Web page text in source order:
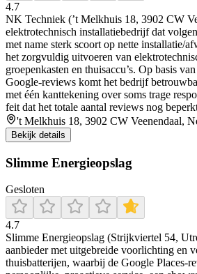
4.7
NK Techniek (’t Melkhuis 18, 3902 CW
elektrotechnisch installatiebedrijf dat
met name sterk scoort op nette installatie/
het zorgvuldig uitvoeren van
groepenkasten en thuisaccu’s. Op basis
Google-reviews komt het bedrijf
met één kanttekening over soms trage
feit dat het totale aantal reviews nog
't Melkhuis 18, 3902 CW Veenendaal,
Bekijk details
Slimme Energieopslag
Gesloten
4.7
Slimme Energieopslag (Strijkviertel 54,
aanbieder met uitgebreide voorlichting en
thuisbatterijen, waarbij de Google Places-